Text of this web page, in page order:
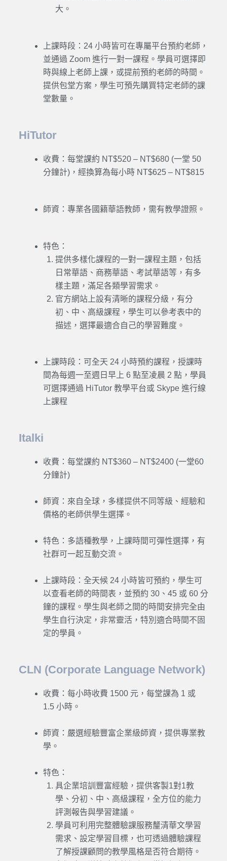
大。
上課時段：24 小時皆可在專屬平台預約老師，
並通過 Zoom 進行一對一課程。學員可選擇即
時與線上老師上課，或提前預約老師的時間。
提供包堂方案，學生可預先購買特定老師的課
堂數量。
HiTutor
收費：每堂課約 NT$520 – NT$680 (一堂 50
分鐘計)，經換算為每小時 NT$625 – NT$815
師資：專業各國籍華語教師，需有教學證照。
特色：
提供多樣化課程的一對一課程主題，包括
日常華語、商務華語、考試華語等，有多
樣主題，滿足各類學習需求。
官方網站上設有清晰的課程分級，有分
初、中、高級課程，學生可以參考表中的
描述，選擇最適合自己的學習難度。
上課時段：可全天 24 小時預約課程，授課時
間為每週一至週日早上 6 點至凌晨 2 點，學員
可選擇通過 HiTutor 教學平台或 Skype 進行線
上課程
Italki
收費：每堂課約 NT$360 – NT$2400 (一堂60
分鐘計)
師資：來自全球，多樣提供不同等級、經驗和
價格的老師供學生選擇。
特色：多語種教學，上課時間可彈性選擇，有
社群可一起互動交流。
上課時段：全天候 24 小時皆可預約，學生可
以查看老師的時間表，並預約 30、45 或 60 分
鐘的課程。學生與老師之間的時間安排完全由
學生自行決定，非常靈活，特別適合時間不固
定的學員。
CLN (Corporate Language Network)
收費：每小時收費 1500 元，每堂課為 1 或
1.5 小時。
師資：嚴選經驗豐富企業級師資，提供專業教
學。
特色：
具企業培訓豐富經驗，提供客製1對1教
學、分初、中、高級課程， 全方位的能力
評測報告與學習建議。
學員可利用完整體驗課服務釐清華文學習
需求、設定學習目標，也可透過體驗課程
了解授課顧問的教學風格是否符合期待。